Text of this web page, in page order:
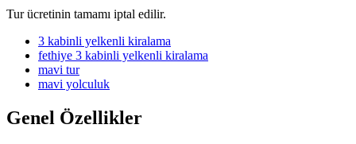
Tur ücretinin tamamı iptal edilir.
3 kabinli yelkenli kiralama
fethiye 3 kabinli yelkenli kiralama
mavi tur
mavi yolculuk
Genel Özellikler